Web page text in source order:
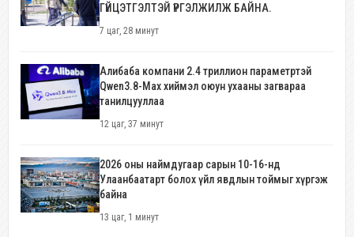
ГҮЙЦЭТГЭЛТЭЙ ҮРГЭЛЖИЛЖ БАЙНА.
7 цаг, 28 минут
Алибаба компани 2.4 триллион параметртэй
Qwen3.8-Max хиймэл оюун ухааны загвараа
танилцууллаа
12 цаг, 37 минут
2026 оны наймдугаар сарын 10-16-нд
Улаанбаатарт болох үйл явдлын тоймыг хүргэж
байна
13 цаг, 1 минут